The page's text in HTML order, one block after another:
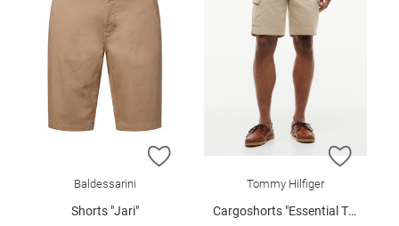
ZUR WUNSCHLISTE HINZUFÜGEN
Baldessarini
Shorts "Jari"
ZUR
Tommy Hilfiger
Cargoshorts "Essential Twill"